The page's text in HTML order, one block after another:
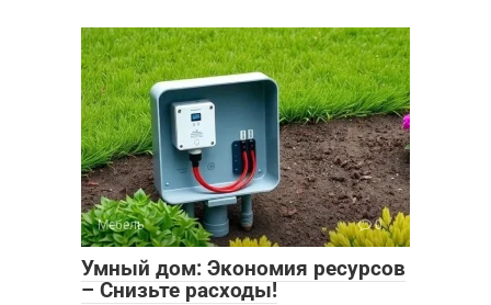
Мебель 0
Умный дом: Экономия ресурсов
– Снизьте расходы!